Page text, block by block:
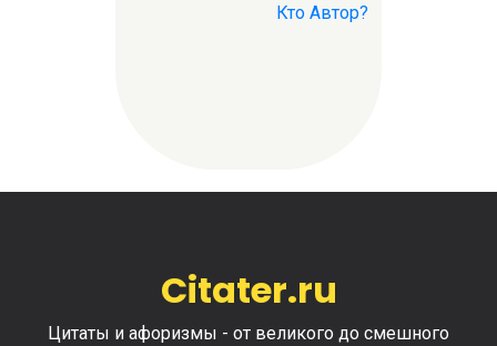
Кто Автор?
Citater.ru
Цитаты и афоризмы - от великого до смешного